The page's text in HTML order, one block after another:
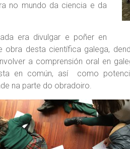
no mundo da ciencia e da
era divulgar e poñer en
obra desta científica galega,
a comprensión oral en
en común, así como
na parte do obradoiro.